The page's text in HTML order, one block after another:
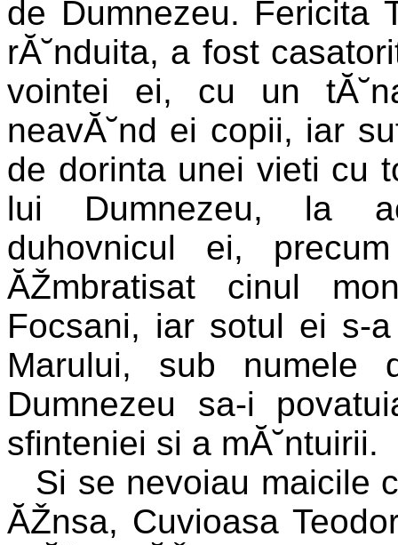
de Dumnezeu. Fericita
rĂ˘nduita, a fost
vointei ei, cu un
neavĂ˘nd ei copii, iar
de dorinta unei vieti cu
lui Dumnezeu, la
duhovnicul ei,
ĂŽmbratisat cinul
Focsani, iar sotul ei s-
Marului, sub numele
Dumnezeu sa-i
sfinteniei si a mĂ˘ntuirii.
Si se nevoiau maicile
ĂŽnsa, Cuvioasa